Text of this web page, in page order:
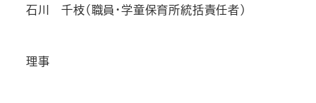
石川 千枝（職員・学童保育所統括責任者）
理事